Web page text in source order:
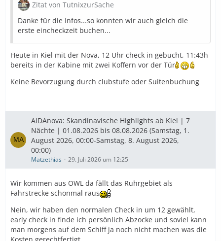
Zitat von TutnixzurSache
Danke für die Infos...so konnten wir auch gleich die
erste eincheckzeit buchen...
Heute in Kiel mit der Nova, 12 Uhr check in gebucht, 11:43h
bereits in der Kabine mit zwei Koffern vor der Tür
Keine Bevorzugung durch clubstufe oder Suitenbuchung
AIDAnova: Skandinavische Highlights ab Kiel | 7
Nächte | 01.08.2026 bis 08.08.2026 (Samstag, 1.
August 2026, 00:00-Samstag, 8. August 2026,
00:00)
Matzethias 29. Juli 2026 um 12:25
Wir kommen aus OWL da fällt das Ruhrgebiet als
Fahrstrecke schonmal raus
Nein, wir haben den normalen Check in um 12 gewählt,
early check in finde ich persönlich Abzocke und soviel kann
man morgens auf dem Schiff ja noch nicht machen was die